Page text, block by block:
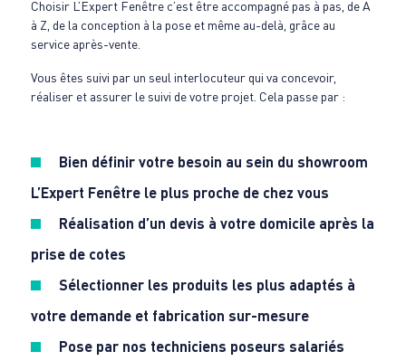
Choisir L’Expert Fenêtre c’est être accompagné pas à pas, de A
à Z, de la conception à la pose et même au-delà, grâce au
service après-vente.
Vous êtes suivi par un seul interlocuteur qui va concevoir,
réaliser et assurer le suivi de votre projet. Cela passe par :
Bien définir votre besoin au sein du showroom
L’Expert Fenêtre le plus proche de chez vous
Réalisation d’un devis à votre domicile après la
prise de cotes
Sélectionner les produits les plus adaptés à
votre demande et fabrication sur-mesure
Pose par nos techniciens poseurs salariés